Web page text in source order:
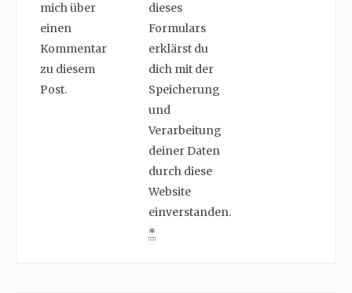
mich über
einen
Kommentar
zu diesem
Post.
dieses
Formulars
erklärst du
dich mit der
Speicherung
und
Verarbeitung
deiner Daten
durch diese
Website
einverstanden.
*